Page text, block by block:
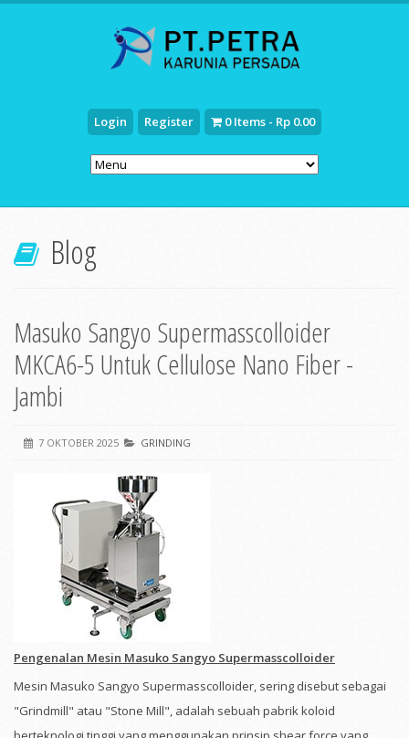
Login Register 0 Items - Rp 0.00
Blog
Masuko Sangyo Supermasscolloider
MKCA6-5 Untuk Cellulose Nano Fiber -
Jambi
7 OKTOBER 2025 GRINDING
Pengenalan Mesin Masuko Sangyo Supermasscolloider
Mesin Masuko Sangyo Supermasscolloider, sering disebut sebagai
"Grindmill" atau "Stone Mill", adalah sebuah pabrik koloid